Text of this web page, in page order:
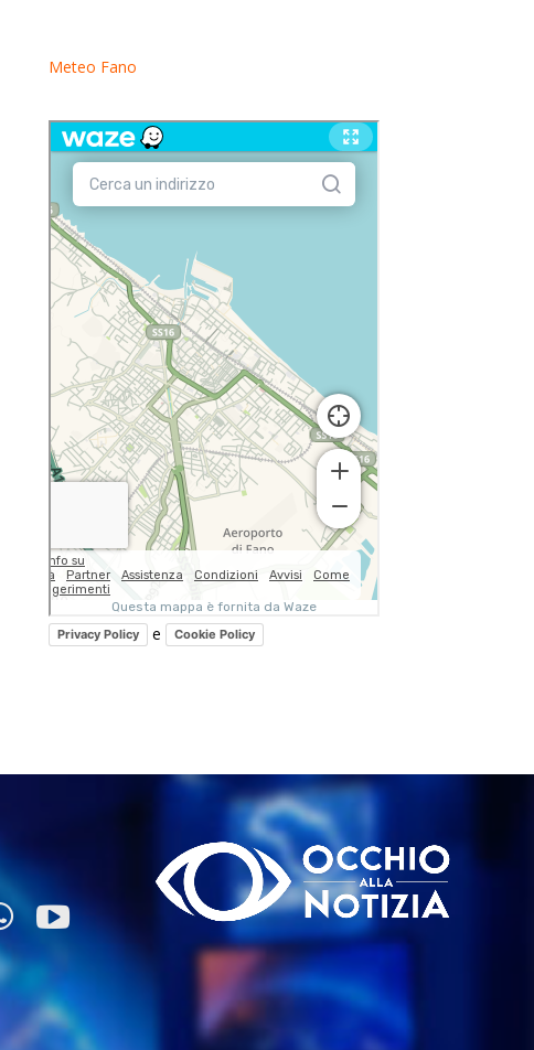
Meteo Fano
Privacy Policy e Cookie Policy